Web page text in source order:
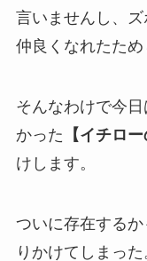
言いませんし、
仲良くなれたため
そんなわけで今
かった 【イチロ
けします。
ついに存在する
りかけてしまっ